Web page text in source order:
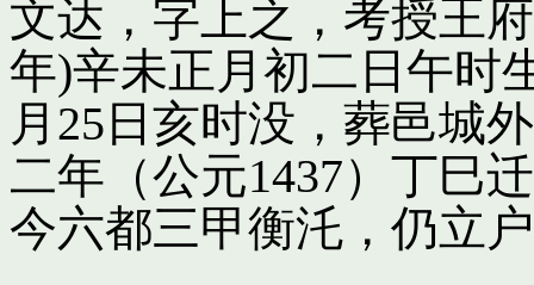
文达，字上之，考授王
年)辛未正月初二日午时
月25日亥时没，葬邑城
二年（公元1437）丁巳
今六都三甲衡汑，仍立